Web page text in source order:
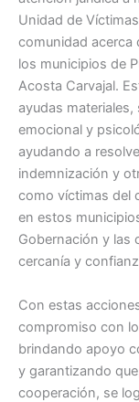
Unidad de
comunidad acerca
los municipios de
Acosta Carvajal.
ayudas
emocional y
ayudando a
indemnización y
como víctimas del
en estos
Gobernación y las
cercanía y
Con estas
compromiso con
brindando apoyo
y garantizando
cooperación, se